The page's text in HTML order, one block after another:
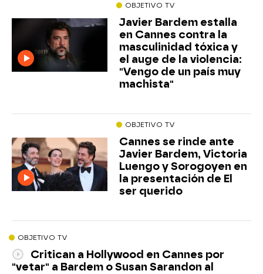
OBJETIVO TV
Javier Bardem estalla
en Cannes contra la
masculinidad tóxica y
el auge de la violencia:
"Vengo de un país muy
machista"
OBJETIVO TV
Cannes se rinde ante
Javier Bardem, Victoria
Luengo y Sorogoyen en
la presentación de El
ser querido
OBJETIVO TV
Critican a Hollywood en Cannes por
"vetar" a Bardem o Susan Sarandon al